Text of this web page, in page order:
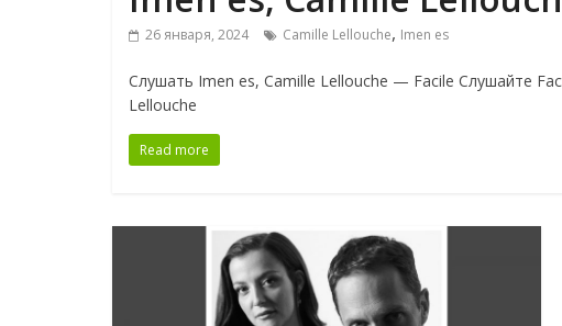
26 января, 2024 Camille Lellouche, Imen es
Слушать Imen es, Camille Lellouche — Facile Слушайте
Lellouche
Read more